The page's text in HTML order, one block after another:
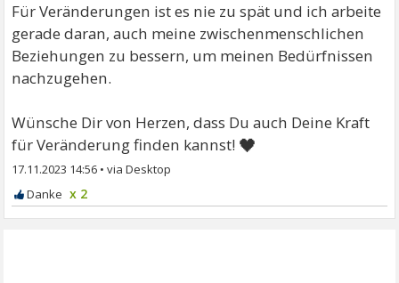
Für Veränderungen ist es nie zu spät und ich arbeite
gerade daran, auch meine zwischenmenschlichen
Beziehungen zu bessern, um meinen Bedürfnissen
nachzugehen.
Wünsche Dir von Herzen, dass Du auch Deine Kraft
für Veränderung finden kannst! 🖤
17.11.2023 14:56 •
x 2